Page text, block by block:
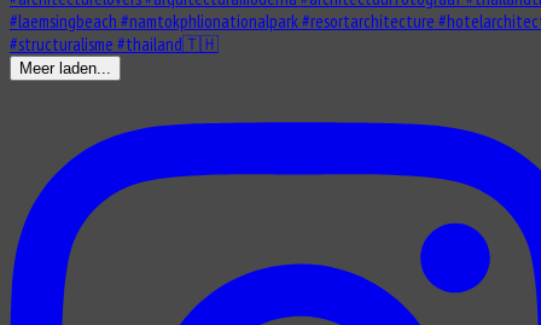
Meer laden...